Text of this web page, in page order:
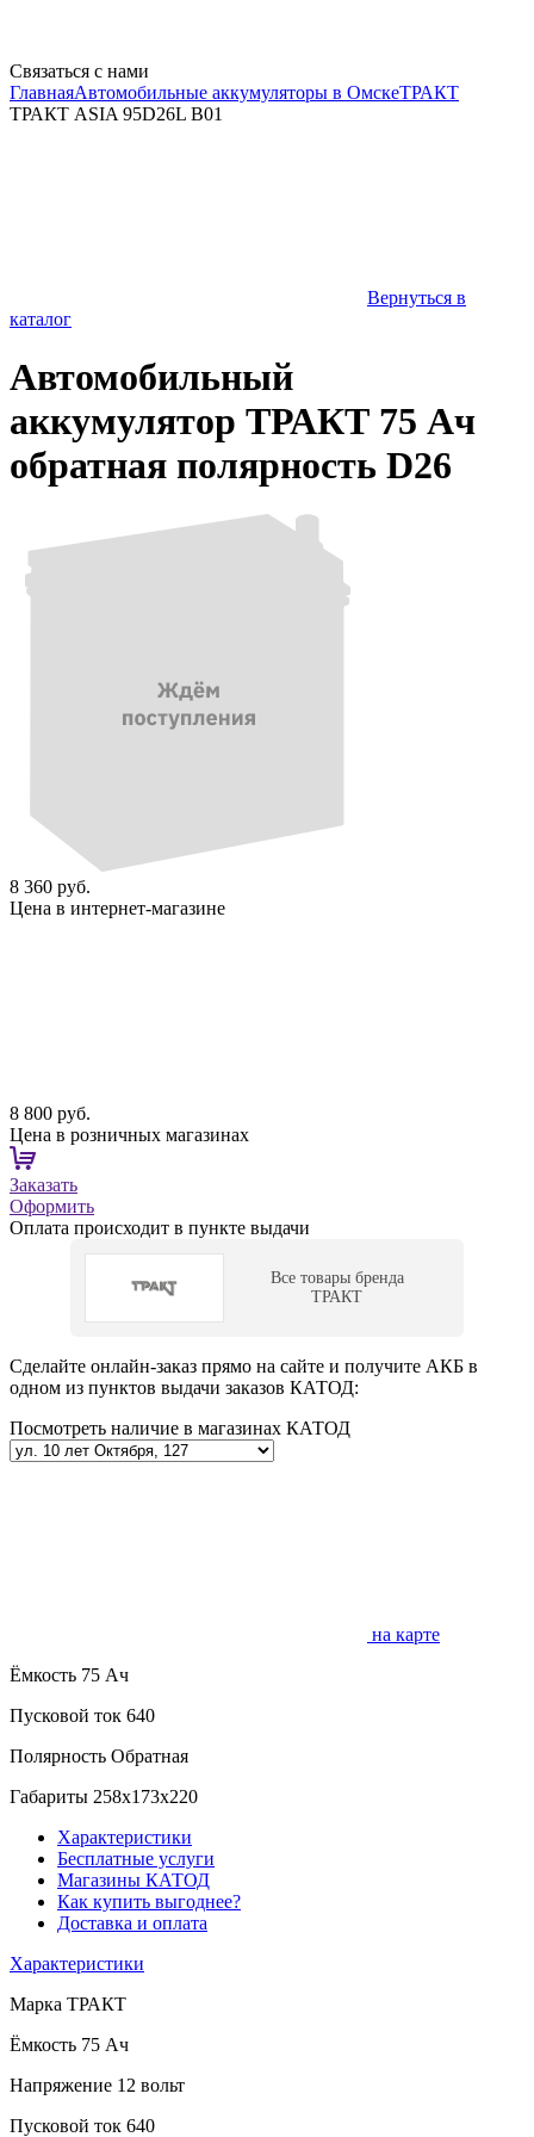
Связаться с нами
ГлавнаяАвтомобильные аккумуляторы в ОмскеТРАКТ
ТРАКТ ASIA 95D26L B01
Вернуться в
каталог
Автомобильный
аккумулятор ТРАКТ 75 Ач
обратная полярность D26
8 360 руб.
Цена в интернет-магазине
8 800 руб.
Цена в розничных магазинах
Заказать
Оформить
Оплата происходит в пункте выдачи
Все товары бренда
ТРАКТ
Сделайте онлайн-заказ прямо на сайте и получите АКБ в
одном из пунктов выдачи заказов КАТОД:
Посмотреть наличие в магазинах КАТОД
на карте
Ёмкость 75 Ач
Пусковой ток 640
Полярность Обратная
Габариты 258x173x220
Характеристики
Бесплатные услуги
Магазины КАТОД
Как купить выгоднее?
Доставка и оплата
Характеристики
Марка ТРАКТ
Ёмкость 75 Ач
Напряжение 12 вольт
Пусковой ток 640